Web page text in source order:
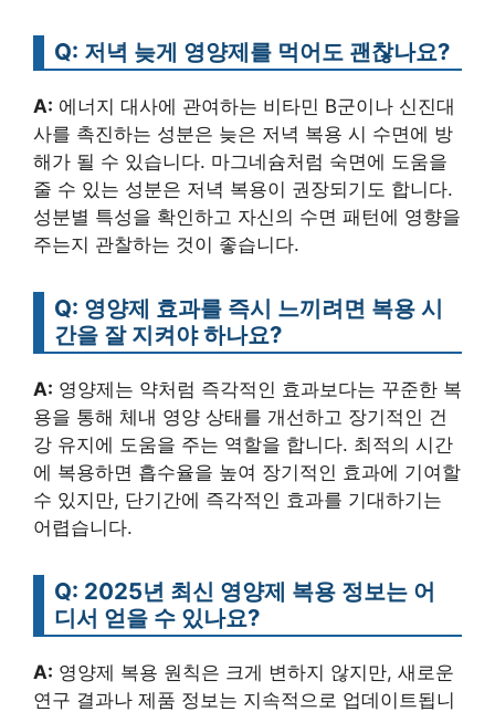
Q: 저녁 늦게 영양제를 먹어도 괜찮나요?
A: 에너지 대사에 관여하는 비타민 B군이나 신진대
사를 촉진하는 성분은 늦은 저녁 복용 시 수면에 방
해가 될 수 있습니다. 마그네슘처럼 숙면에 도움을
줄 수 있는 성분은 저녁 복용이 권장되기도 합니다.
성분별 특성을 확인하고 자신의 수면 패턴에 영향을
주는지 관찰하는 것이 좋습니다.
Q: 영양제 효과를 즉시 느끼려면 복용 시
간을 잘 지켜야 하나요?
A: 영양제는 약처럼 즉각적인 효과보다는 꾸준한 복
용을 통해 체내 영양 상태를 개선하고 장기적인 건
강 유지에 도움을 주는 역할을 합니다. 최적의 시간
에 복용하면 흡수율을 높여 장기적인 효과에 기여할
수 있지만, 단기간에 즉각적인 효과를 기대하기는
어렵습니다.
Q: 2025년 최신 영양제 복용 정보는 어
디서 얻을 수 있나요?
A: 영양제 복용 원칙은 크게 변하지 않지만, 새로운
연구 결과나 제품 정보는 지속적으로 업데이트됩니